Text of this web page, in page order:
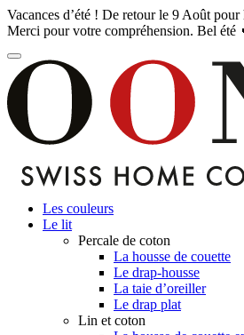
Vacances d’été ! De retour le 9 Août
Merci pour votre compréhension. Bel été
Les couleurs
Le lit
Percale de coton
La housse de couette
Le drap-housse
La taie d’oreiller
Le drap plat
Lin et coton